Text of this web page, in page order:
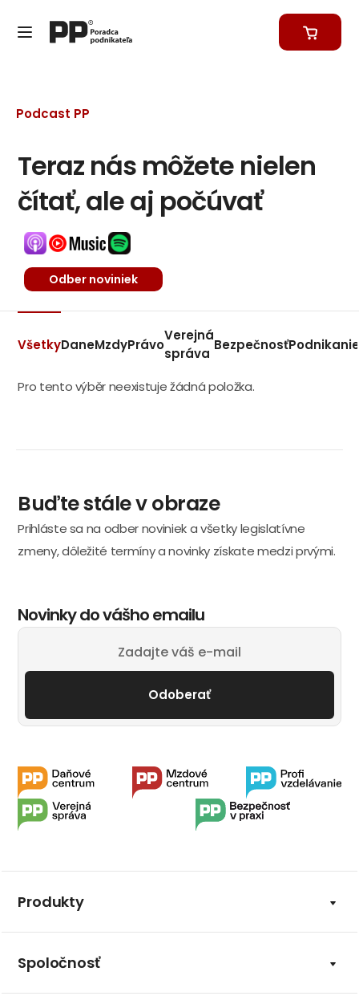
Podcast PP
Teraz nás môžete nielen
čítať, ale aj počúvať
Odber noviniek
VšetkyDaneMzdyPrávo
Verejná
správa
Bezpečnosť
Pro tento výběr neexistuje žádná položka.
Buďte stále v obraze
Prihláste sa na odber noviniek a všetky legislatívne
zmeny, dôležité termíny a novinky získate medzi prvými.
Novinky do vášho emailu
Odoberať
Produkty
Spoločnosť